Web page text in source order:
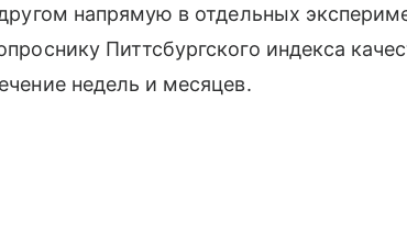
напрямую в отдельных
Питтсбургского индекса
недель и месяцев.